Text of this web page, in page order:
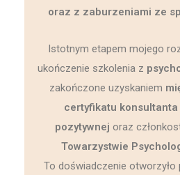
oraz z zaburzeniami ze
Istotnym etapem mojego
ukończenie szkolenia z
zakończone uzyskaniem
certyfikatu
pozytywnej oraz
Towarzystwie
To doświadczenie otworzyło